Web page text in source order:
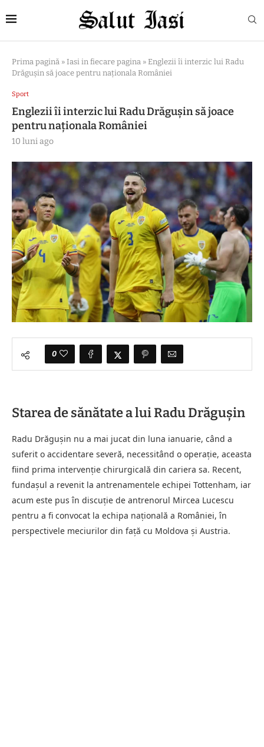
Prima pagină » Iasi in fiecare pagina » Englezii îi interzic lui Radu
Drăgușin să joace pentru naționala României
Sport
Englezii îi interzic lui Radu Drăgușin să joace
pentru naționala României
10 luni ago
0
Starea de sănătate a lui Radu Drăgușin
Radu Drăgușin nu a mai jucat din luna ianuarie, când a
suferit o accidentare severă, necessitând o operație, aceasta
fiind prima intervenție chirurgicală din cariera sa. Recent,
fundașul a revenit la antrenamentele echipei Tottenham, iar
acum este pus în discuție de antrenorul Mircea Lucescu
pentru a fi convocat la echipa națională a României, în
perspectivele meciurilor din față cu Moldova și Austria.